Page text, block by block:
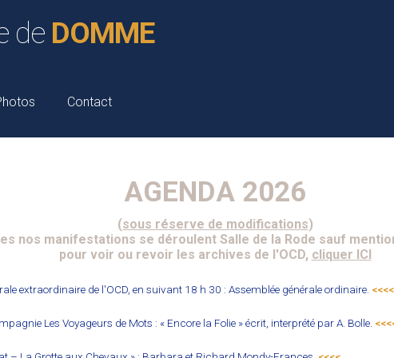
de DOMME
Contact
AGENDA 2026
(sous réserve de modifications)
nos manifestations se déroulent Salle de la Rode sauf
pour voir ou revoir les archives de l'OCD, cliquer ICI
extraordinaire de l'OCD, en suivant 18 h 30 : Assemblée générale ordinaire. <<<<
Les Voyageurs de Mots : « Encore la Folie » écrit, interprété par A. Bolle.